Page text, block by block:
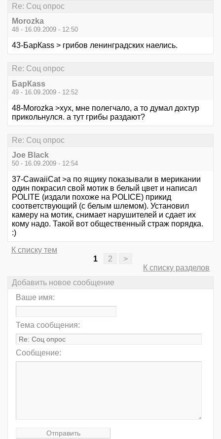
Re: Соц опрос
Morozka
48 - 16.09.2009 - 12:50
43-БарКаss > грибов ленинградских наелись.
Re: Соц опрос
БарКаss
49 - 16.09.2009 - 12:52
48-Morozka >хух, мне полегчало, а то думал дохтур
прикольнулся. а тут грибы раздают?
Re: Соц опрос
Joe Black
50 - 16.09.2009 - 12:54
37-CawaiiCat >а по ящику показывали в мерикании
один покрасил свой мотик в белый цвет и написал
POLITE (издали похоже на POLICE) прикид
соответствующий (с белым шлемом). Установил
камеру на мотик, снимает нарушителей и сдает их
кому надо. Такой вот общественный страж порядка.
:)
К списку тем
1
2
>
К списку разделов
Добавить новое сообщение
Ваше имя:
Тема сообщения:
Сообщение: